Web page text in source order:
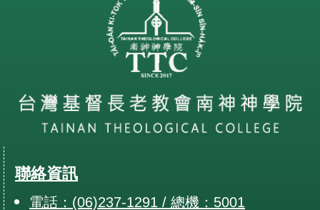
聯絡資訊
電話：(06)237-1291 / 總機：5001